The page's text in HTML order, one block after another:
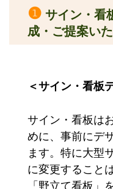
❶ サイン・看
成・ご提案い
＜サイン・看板
サイン・看板は
めに、事前にデ
ます。特に大型
に変更すること
「野立て看板」